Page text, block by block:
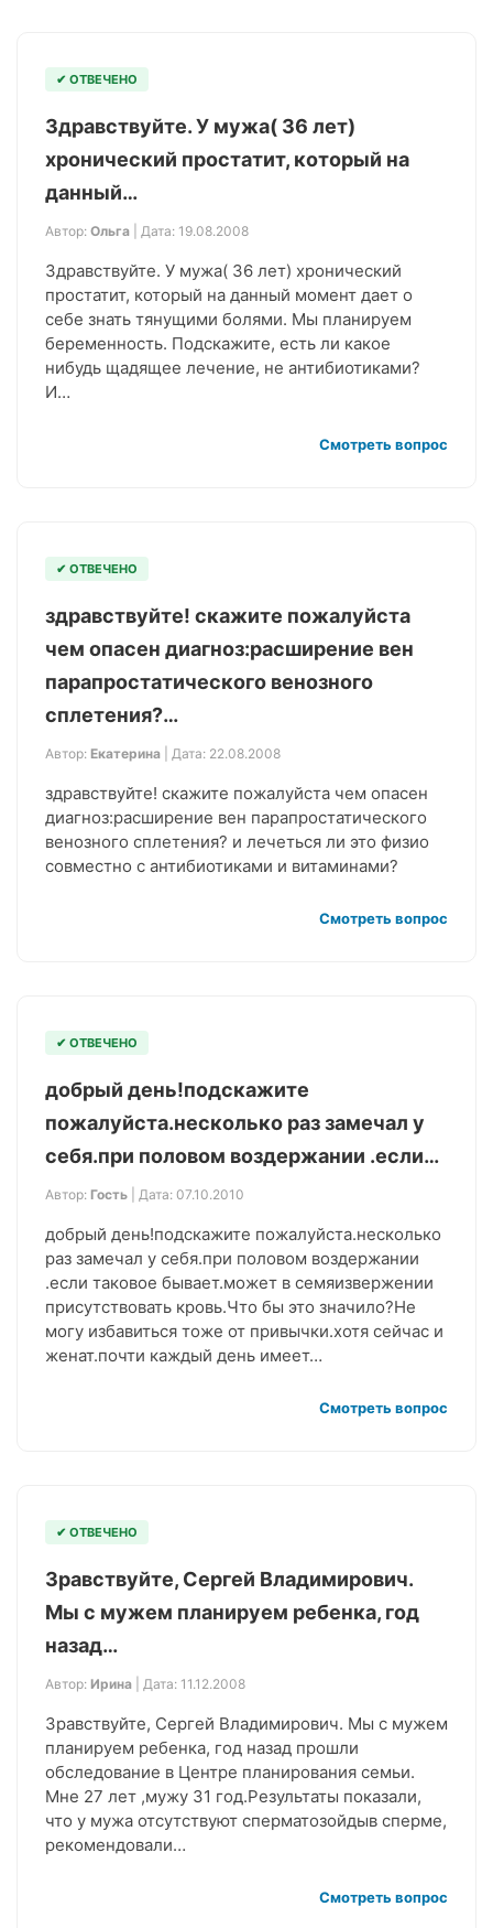
✔ ОТВЕЧЕНО
Здравствуйте. У мужа( 36 лет)
хронический простатит, который на
данный…
Автор: Ольга | Дата: 19.08.2008
Здравствуйте. У мужа( 36 лет) хронический
простатит, который на данный момент дает о
себе знать тянущими болями. Мы планируем
беременность. Подскажите, есть ли какое
нибудь щадящее лечение, не антибиотиками?
И…
Смотреть вопрос
✔ ОТВЕЧЕНО
здравствуйте! скажите пожалуйста
чем опасен диагноз:расширение вен
парапростатического венозного
сплетения?…
Автор: Екатерина | Дата: 22.08.2008
здравствуйте! скажите пожалуйста чем опасен
диагноз:расширение вен парапростатического
венозного сплетения? и лечеться ли это физио
совместно с антибиотиками и витаминами?
Смотреть вопрос
✔ ОТВЕЧЕНО
добрый день!подскажите
пожалуйста.несколько раз замечал у
себя.при половом воздержании .если…
Автор: Гость | Дата: 07.10.2010
добрый день!подскажите пожалуйста.несколько
раз замечал у себя.при половом воздержании
.если таковое бывает.может в семяизвержении
присутствовать кровь.Что бы это значило?Не
могу избавиться тоже от привычки.хотя сейчас и
женат.почти каждый день имеет…
Смотреть вопрос
✔ ОТВЕЧЕНО
Зравствуйте, Сергей Владимирович.
Мы с мужем планируем ребенка, год
назад…
Автор: Ирина | Дата: 11.12.2008
Зравствуйте, Сергей Владимирович. Мы с мужем
планируем ребенка, год назад прошли
обследование в Центре планирования семьи.
Мне 27 лет ,мужу 31 год.Результаты показали,
что у мужа отсутствуют сперматозойдыв сперме,
рекомендовали…
Смотреть вопрос